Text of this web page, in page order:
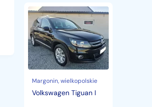
Volkswagen
Tiguan
Margonin, wielkopolskie
Volkswagen Tiguan I